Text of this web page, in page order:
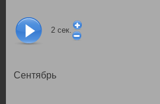
2 сек.
Сентябрь